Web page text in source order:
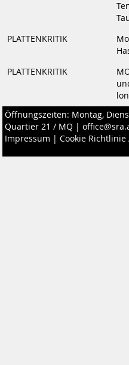
PLATTENKRITIK
PLATTENKRITIK
Öffnungszeiten: Montag,
Quartier 21 / MQ |
Impressum | Cookie Richtlinie